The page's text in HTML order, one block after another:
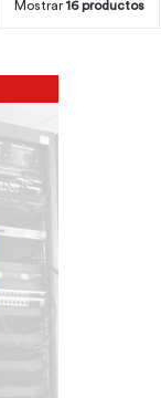
Mostrar 16 productos